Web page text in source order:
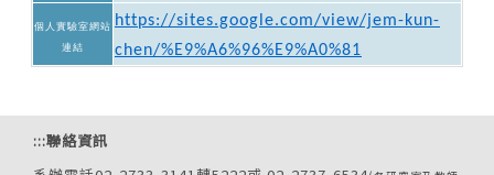
個人實驗室網站
連結
https://sites.google.com/view/jem-kun-
chen/%E9%A6%96%E9%A0%81
:::聯絡資訊